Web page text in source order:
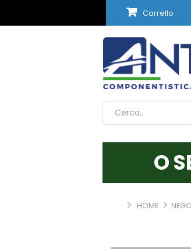
Carrello
O
HOME